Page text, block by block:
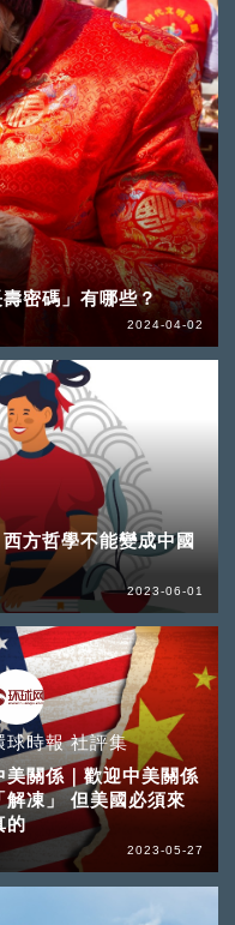
密碼」有哪些？
2024-04-02
方哲學不能變成中國
2023-06-01
球時報 社評集
美關係｜歡迎中美關係
解凍」 但美國必須來
的
2023-05-27